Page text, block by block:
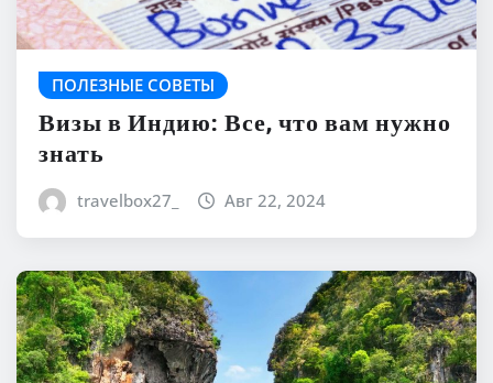
ПОЛЕЗНЫЕ СОВЕТЫ
Визы в Индию: Все, что вам нужно
знать
travelbox27_ Авг 22, 2024